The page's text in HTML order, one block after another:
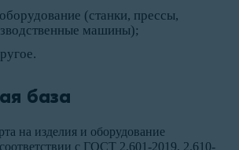
(станки, прессы,
машины);
база
на изделия и оборудование
с ГОСТ 2.601-2019, 2.610-